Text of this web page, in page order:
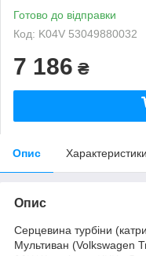
Готово до відправки
Код: K04V 53049880032
7 186 ₴
Опис Характеристики
Опис
Серцевина турбіни
Мультиван (Volkswagen